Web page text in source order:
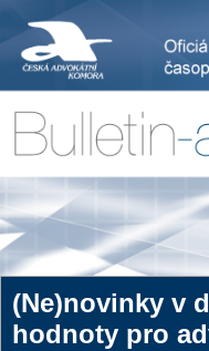
(Ne)novinky v
hodnoty pro